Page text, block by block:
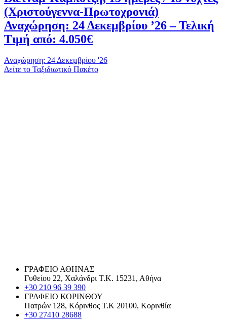
(Χριστούγεννα-Πρωτοχρονιά)
Αναχώρηση: 24 Δεκεμβρίου ’26 – Τελική
Τιμή από: 4.050€
Αναχώρηση: 24 Δεκεμβρίου '26
Δείτε το Ταξιδιωτικό Πακέτο
ΓΡΑΦΕΙΟ ΑΘΗΝΑΣ
Γυθείου 22, Χαλάνδρι Τ.Κ. 15231, Αθήνα
+30 210 96 39 390
ΓΡΑΦΕΙΟ ΚΟΡΙΝΘΟΥ
Πατρών 128, Κόρινθος Τ.Κ 20100, Κορινθία
+30 27410 28688